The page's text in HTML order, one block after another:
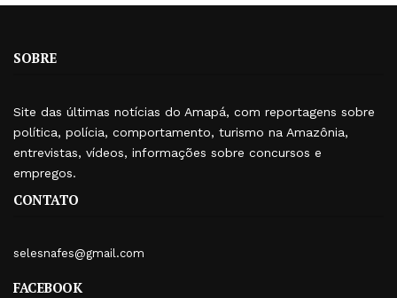
SOBRE
Site das últimas notícias do Amapá, com reportagens sobre
política, polícia, comportamento, turismo na Amazônia,
entrevistas, vídeos, informações sobre concursos e
empregos.
CONTATO
selesnafes@gmail.com
FACEBOOK